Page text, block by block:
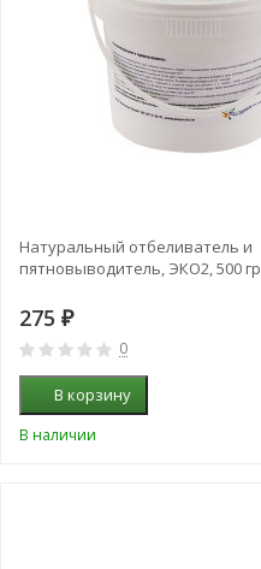
Натуральный отбеливатель и
пятновыводитель, ЭКО2, 500 гр
275 ₽
0
В корзину
В наличии